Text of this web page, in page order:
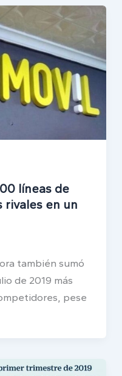
líneas de
rivales en un
también sumó
de 2019 más
pese